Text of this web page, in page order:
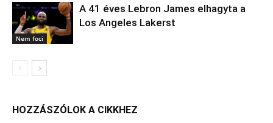
Nem foci
A 41 éves Lebron James elhagyta a
Los Angeles Lakerst
HOZZÁSZÓLOK A CIKKHEZ